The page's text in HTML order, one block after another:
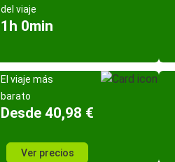
del viaje
1h 0min
El viaje más
barato
Desde 40,98 €
Ver precios